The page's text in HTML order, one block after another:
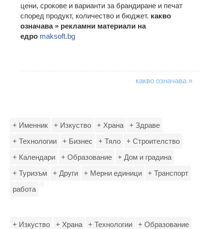
цени, срокове и варианти за брандиране и печат
според продукт, количество и бюджет. какво
означава » рекламни материали на
едро maksoft.bg
какво означава »
+ Именник + Изкуство + Храна
+ Здраве
+ Технологии
+ Бизнес + Тяло
+ Строителство
+ Календари
+ Образование
+ Дом и градина
+ Туризъм
+ Други + Мерни единици
+ Транспорт
работа
+ Изкуство + Храна + Технологии + Образование